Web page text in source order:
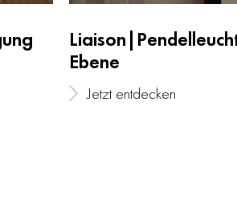
Ebene
Jetzt entdecken